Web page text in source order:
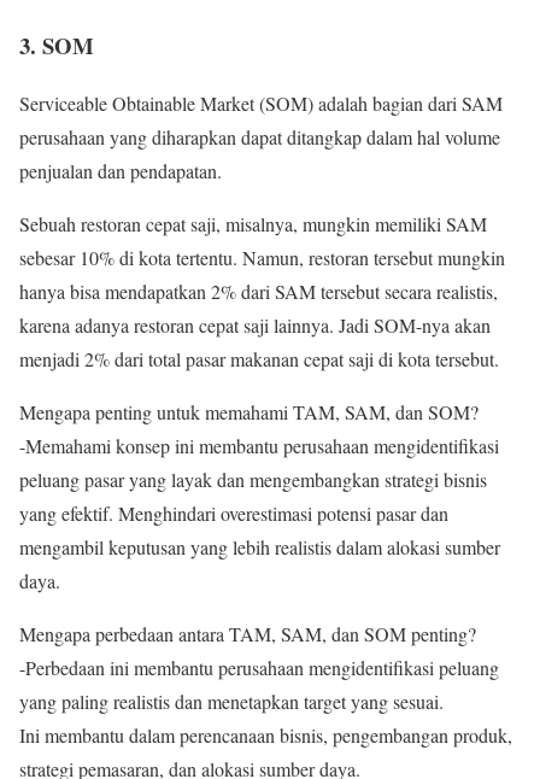
3. SOM
Serviceable Obtainable Market (SOM) adalah bagian dari SAM
perusahaan yang diharapkan dapat ditangkap dalam hal volume
penjualan dan pendapatan.
Sebuah restoran cepat saji, misalnya, mungkin memiliki SAM
sebesar 10% di kota tertentu. Namun, restoran tersebut mungkin
hanya bisa mendapatkan 2% dari SAM tersebut secara realistis,
karena adanya restoran cepat saji lainnya. Jadi SOM-nya akan
menjadi 2% dari total pasar makanan cepat saji di kota tersebut.
Mengapa penting untuk memahami TAM, SAM, dan SOM?
-Memahami konsep ini membantu perusahaan mengidentifikasi
peluang pasar yang layak dan mengembangkan strategi bisnis
yang efektif. Menghindari overestimasi potensi pasar dan
mengambil keputusan yang lebih realistis dalam alokasi sumber
daya.
Mengapa perbedaan antara TAM, SAM, dan SOM penting?
-Perbedaan ini membantu perusahaan mengidentifikasi peluang
yang paling realistis dan menetapkan target yang sesuai.
Ini membantu dalam perencanaan bisnis, pengembangan produk,
strategi pemasaran, dan alokasi sumber daya.